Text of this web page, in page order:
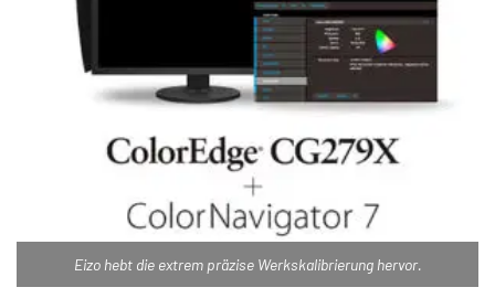
Eizo hebt die extrem präzise Werkskalibrierung hervor.